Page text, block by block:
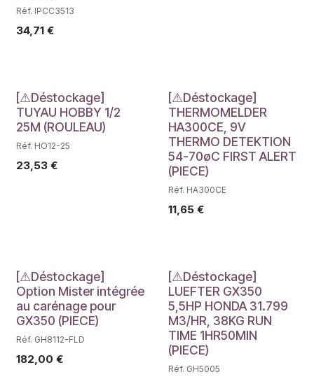
Réf. IPCC3513
34,71 €
Déstockage
[⚠Déstockage]
TUYAU HOBBY 1/2
25M (ROULEAU)
Réf. HO12-25
23,53 €
Déstockage
[⚠Déstockage]
THERMOMELDER
HA300CE, 9V
THERMO DETEKTION
54-70øC FIRST ALERT
(PIECE)
Réf. HA300CE
11,65€
Déstockage
[⚠Déstockage]
Option Mister intégrée
au carénage pour
GX350 (PIECE)
Réf. GH8112-FLD
182,00 €
Déstockage
[⚠Déstockage]
LUEFTER GX350
5,5HP HONDA 31.799
M3/HR, 38KG RUN
TIME 1HR50MIN
(PIECE)
Réf. GH5005